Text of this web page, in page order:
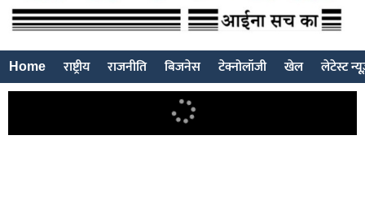
Home राष्ट्रीय राजनीति बिजनेस टेक्नोलॉजी खेल लेटेस्ट